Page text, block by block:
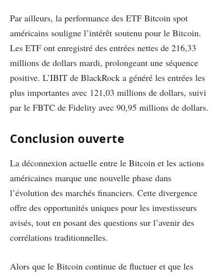
Par ailleurs, la performance des ETF Bitcoin spot
américains souligne l’intérêt soutenu pour le Bitcoin.
Les ETF ont enregistré des entrées nettes de 216,33
millions de dollars mardi, prolongeant une séquence
positive. L’IBIT de BlackRock a généré les entrées les
plus importantes avec 121,03 millions de dollars, suivi
par le FBTC de Fidelity avec 90,95 millions de dollars.
Conclusion ouverte
La déconnexion actuelle entre le Bitcoin et les actions
américaines marque une nouvelle phase dans
l’évolution des marchés financiers. Cette divergence
offre des opportunités uniques pour les investisseurs
avisés, tout en posant des questions sur l’avenir des
corrélations traditionnelles.
Alors que le Bitcoin continue de fluctuer et que les